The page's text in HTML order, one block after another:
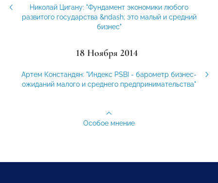
Николай Цигану: "Фундамент экономики любого
развитого государства &ndash; это малый и средний
бизнес"
18 Ноября 2014
Артем Констандян: "Индекс PSBI - барометр бизнес-
ожиданий малого и среднего предпринимательства"
Особое мнение